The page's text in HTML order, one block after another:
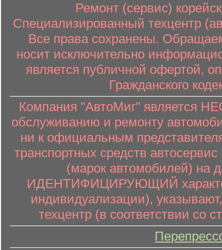
Ремонт (сервис)
Специализированный техцентр
Все права сохранены.
носит исключительно
является публичной офертой,
Гражданского
Компания "АвтоМиг" является
обслуживанию и ремонту
ни к официальным
транспортных средств
(марок автомобилей) на
ИДЕНТИФИЦИРУЮЩИЙ характер
индивидуализации),
техцентр (в соответствии со